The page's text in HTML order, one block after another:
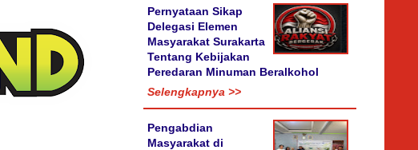
Pernyataan Sikap
Delegasi Elemen
Masyarakat Surakarta
Tentang Kebijakan
Peredaran Minuman Beralkohol
Selengkapnya >>
Pengabdian
Masyarakat di